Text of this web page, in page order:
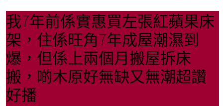
我7年前係實惠買左張紅蘋果床
架，住係旺角7年成屋潮濕到
爆，但係上兩個月搬屋拆床
搬，啲木原好無缺又無潮超讚
好播